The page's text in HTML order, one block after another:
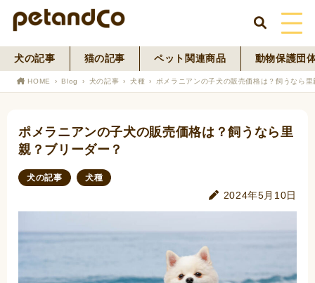
HOME
犬の記事 猫の記事 ペット関連商品 動物保護団
HOME Blog 犬の記事 犬種 ポメラニアンの子犬の販売価格は？飼うなら
ポメラニアンの子犬の販売価格は？飼うなら里
親？ブリーダー？
犬の記事 犬種
2024年5月10日